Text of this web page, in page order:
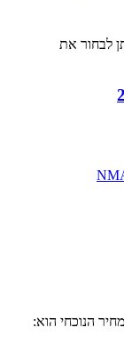
לבחור את
הנוכחי הוא: